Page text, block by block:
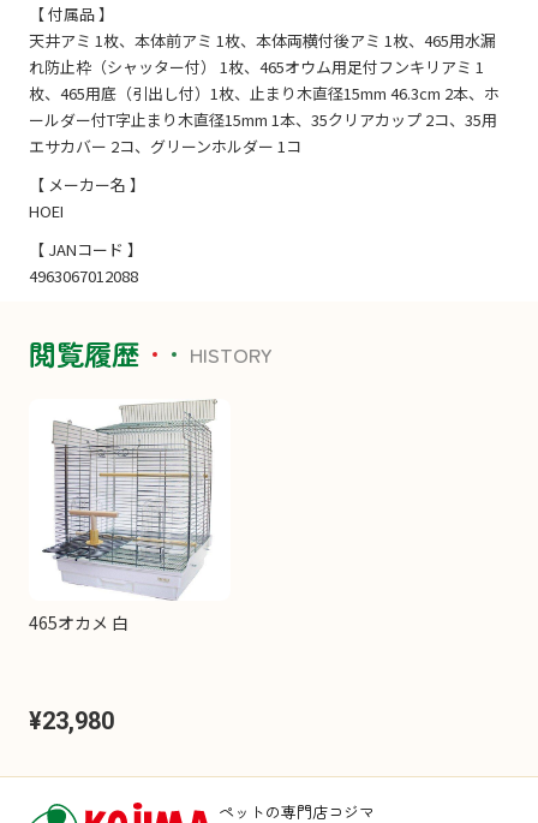
【 付属品 】
天井アミ 1枚、本体前アミ 1枚、本体両横付後アミ 1枚、465用水漏
れ防止枠（シャッター付） 1枚、465オウム用足付フンキリアミ 1
枚、465用底（引出し付）1枚、止まり木直径15mm 46.3cm 2本、ホ
ールダー付T字止まり木直径15mm 1本、35クリアカップ 2コ、35用
エサカバー 2コ、グリーンホルダー 1コ
【 メーカー名 】
HOEI
【 JANコード 】
4963067012088
閲覧履歴 HISTORY
465オカメ 白
¥23,980
ペットの専門店コジマ